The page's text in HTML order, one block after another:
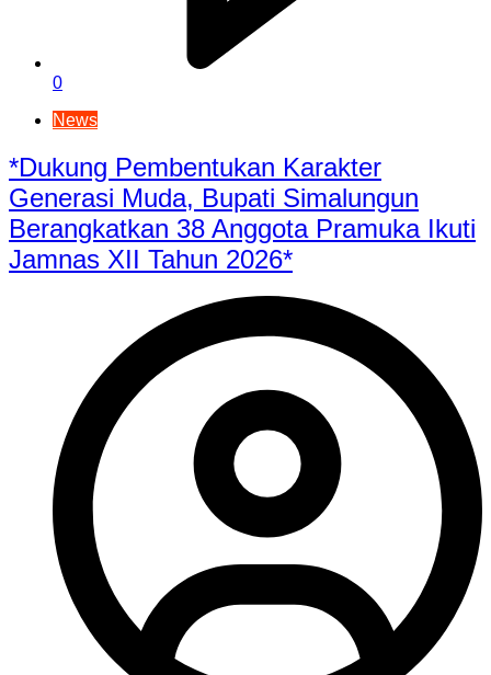
0
News
*Dukung Pembentukan Karakter
Generasi Muda, Bupati Simalungun
Berangkatkan 38 Anggota Pramuka Ikuti
Jamnas XII Tahun 2026*